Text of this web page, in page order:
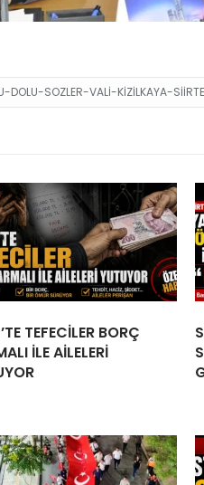
SOZLER-VALI-KIZILKAYA-
TEFECİLER BORÇ
İLE AİLELERİ